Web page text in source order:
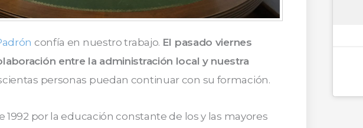
confía en nuestro trabajo. El pasado viernes
entre la administración local y nuestra
personas puedan continuar con su formación.
1992 por la educación constante de los y las mayores